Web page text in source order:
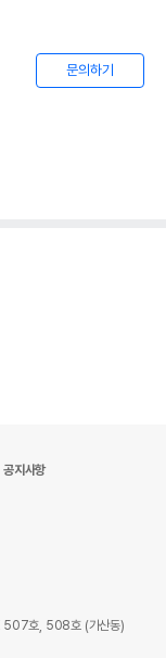
문의하기
공지사항
507호, 508호 (가산동)